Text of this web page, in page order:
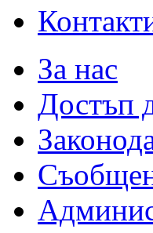
За нас
Достъп